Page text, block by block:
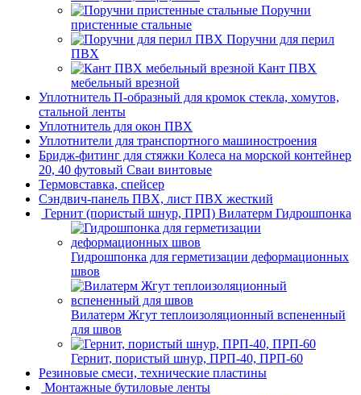
Поручни
пристенные стальные
Поручни для перил
ПВХ
Кант ПВХ
мебельный врезной
Уплотнитель П-образный для кромок стекла, хомутов,
стальной ленты
Уплотнитель для окон ПВХ
Уплотнители для транспортного машиностроения
Бридж-фитинг для стяжки Колеса на морской контейнер
20, 40 футовый Сваи винтовые
Термовставка, спейсер
Сэндвич-панель ПВХ, лист ПВХ жесткий
Гернит (пористый шнур, ПРП) Вилатерм Гидрошпонка
Гидрошпонка для герметизации деформационных
швов
Вилатерм Жгут теплоизоляционный вспененный
для швов
Гернит, пористый шнур, ПРП-40, ПРП-60
Резиновые смеси, технические пластины
Монтажные бутиловые ленты